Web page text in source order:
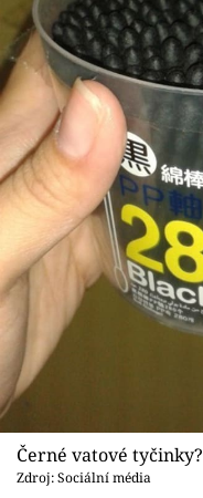
Černé vatové tyčinky?
Zdroj: Sociální média